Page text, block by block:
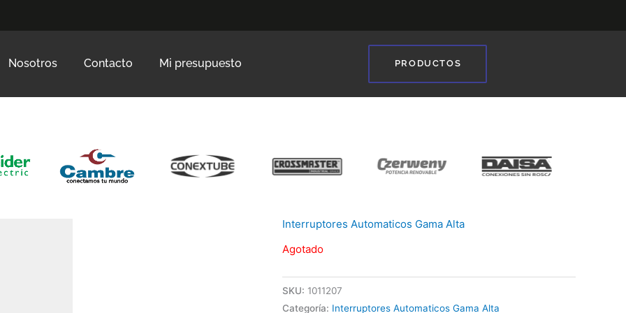
Nosotros Contacto Mi presupuesto PRODUCTOS
❯
Interruptores Automaticos Gama Alta
Agotado
SKU: 1011207
Categoría: Interruptores Automaticos Gama Alta